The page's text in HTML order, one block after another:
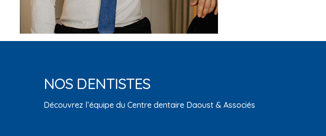
NOS DENTISTES
Découvrez l’équipe du Centre dentaire Daoust & Associés